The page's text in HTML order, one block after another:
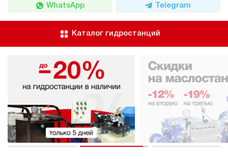
WhatsApp Telegram
Каталог гидростанций